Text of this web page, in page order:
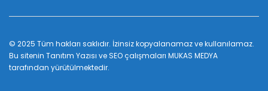
© 2025 Tüm hakları saklıdır. İzinsiz kopyalanamaz ve kullanılamaz.
Bu sitenin Tanıtım Yazısı ve SEO çalışmaları MUKAS MEDYA
tarafından yürütülmektedir.